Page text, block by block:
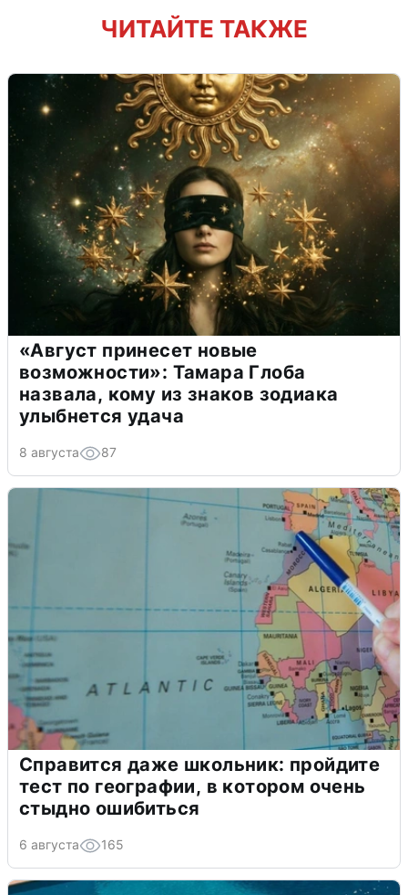
ЧИТАЙТЕ ТАКЖЕ
«Август принесет новые
возможности»: Тамара Глоба
назвала, кому из знаков зодиака
улыбнется удача
8 августа 87
Справится даже школьник: пройдите
тест по географии, в котором очень
стыдно ошибиться
6 августа 165